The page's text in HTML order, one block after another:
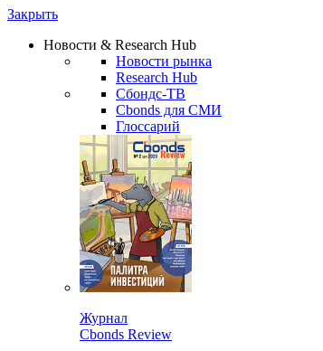
Надстройка XLS
Сбондс Люди
Новости & Research Hub
Новости рынка
Research Hub
Сбондс-ТВ
Cbonds для СМИ
Глоссарий